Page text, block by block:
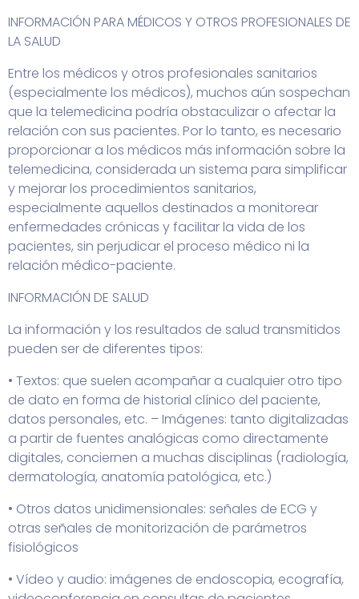
INFORMACIÓN PARA MÉDICOS Y OTROS PROFESIONALES DE
LA SALUD
Entre los médicos y otros profesionales sanitarios
(especialmente los médicos), muchos aún sospechan
que la telemedicina podría obstaculizar o afectar la
relación con sus pacientes. Por lo tanto, es necesario
proporcionar a los médicos más información sobre la
telemedicina, considerada un sistema para simplificar
y mejorar los procedimientos sanitarios,
especialmente aquellos destinados a monitorear
enfermedades crónicas y facilitar la vida de los
pacientes, sin perjudicar el proceso médico ni la
relación médico-paciente.
INFORMACIÓN DE SALUD
La información y los resultados de salud transmitidos
pueden ser de diferentes tipos:
• Textos: que suelen acompañar a cualquier otro tipo
de dato en forma de historial clínico del paciente,
datos personales, etc. – Imágenes: tanto digitalizadas
a partir de fuentes analógicas como directamente
digitales, conciernen a muchas disciplinas (radiología,
dermatología, anatomía patológica, etc.)
• Otros datos unidimensionales: señales de ECG y
otras señales de monitorización de parámetros
fisiológicos
• Vídeo y audio: imágenes de endoscopia, ecografía,